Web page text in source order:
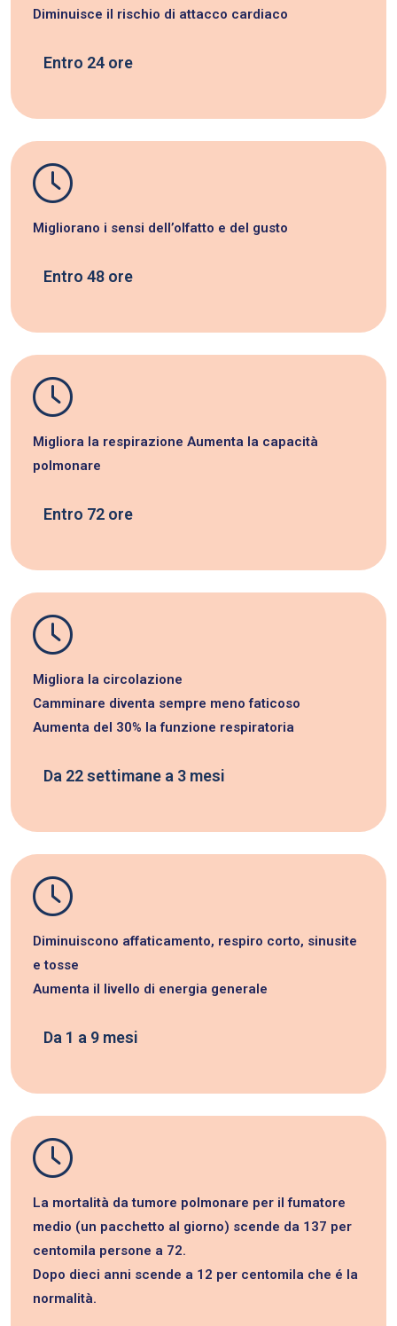
Diminuisce il rischio di attacco cardiaco
Entro 24 ore
Migliorano i sensi dell’olfatto e del gusto
Entro 48 ore
Migliora la respirazione Aumenta la capacità
polmonare
Entro 72 ore
Migliora la circolazione
Camminare diventa sempre meno faticoso
Aumenta del 30% la funzione respiratoria
Da 22 settimane a 3 mesi
Diminuiscono affaticamento, respiro corto, sinusite
e tosse
Aumenta il livello di energia generale
Da 1 a 9 mesi
La mortalità da tumore polmonare per il fumatore
medio (un pacchetto al giorno) scende da 137 per
centomila persone a 72.
Dopo dieci anni scende a 12 per centomila che é la
normalità.